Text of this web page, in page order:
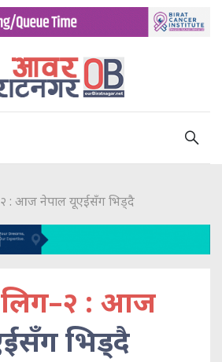
: आज नेपाल यूएईसँग भिड्दै
: आज
भिड्दै